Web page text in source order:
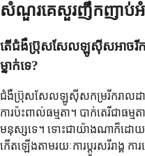
សំណួរគេសួរញឹកញាប់
តើជំងឺប្រ៊ុសសែលឡូស៊ីសអាចរីក
ម្នាក់ទេ?
ជំងឺប្រ៊ុសសែលឡូស៊ីសកម្ររីករាលដា
ការប៉ះពាល់ធម្មតា។ បាក់តេរីជាធ
មនុស្សទេ។ ទោះជាយ៉ាងណាក៏ដោយ
កើតឡើងតាមរយៈការប្តូរសរីរាង្គ